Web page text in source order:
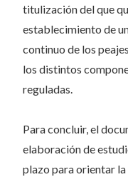
titulización del que
establecimiento de
continuo de los
los distintos
reguladas.
Para concluir, el
elaboración de
plazo para orientar